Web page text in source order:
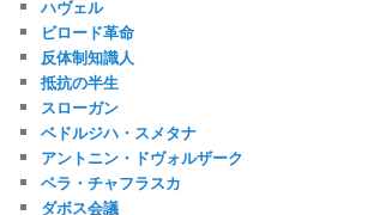
ハヴェル
ビロード革命
反体制知識人
抵抗の半生
スローガン
ベドルジハ・スメタナ
アントニン・ドヴォルザーク
ベラ・チャフラスカ
ダボス会議